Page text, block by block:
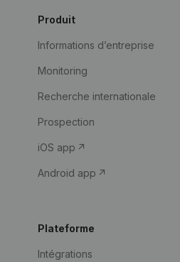
Produit
Informations d’entreprise
Monitoring
Recherche internationale
Prospection
iOS app
Android app
Plateforme
Intégrations